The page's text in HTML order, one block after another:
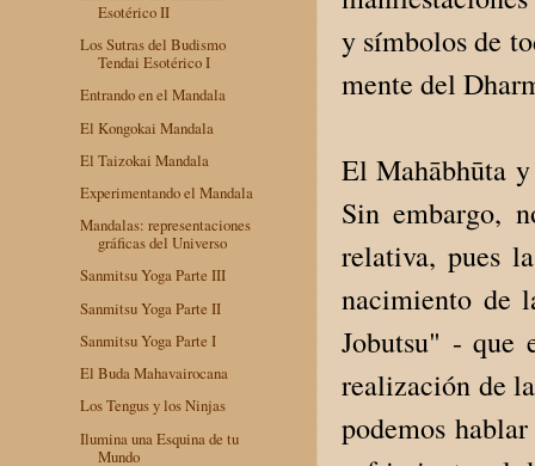
y símbolos de
mente del
El Mahābhūta
Sin embargo,
relativa, pues
nacimiento de
Jobutsu" - que
realización de
podemos
Esotérico II
Los Sutras del Budismo
Tendai Esotérico I
Entrando en el Mandala
El Kongokai Mandala
El Taizokai Mandala
Experimentando el Mandala
Mandalas: representaciones
gráficas del Universo
Sanmitsu Yoga Parte III
Sanmitsu Yoga Parte II
Sanmitsu Yoga Parte I
El Buda Mahavairocana
Los Tengus y los Ninjas
Ilumina una Esquina de tu
Mundo